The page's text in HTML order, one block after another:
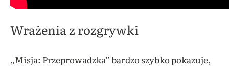
Wrażenia z rozgrywki
„Misja: Przeprowadzka” bardzo szybko pokazuje,